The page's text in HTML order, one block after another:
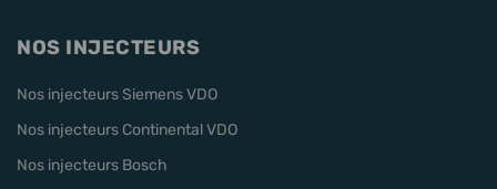
NOS INJECTEURS
Nos injecteurs Siemens VDO
Nos injecteurs Continental VDO
Nos injecteurs Bosch